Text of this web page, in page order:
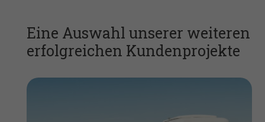
Eine Auswahl unserer weiteren
erfolgreichen Kundenprojekte